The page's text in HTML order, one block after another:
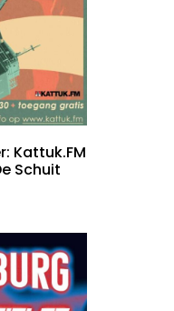
Kattuk.FM
Schuit